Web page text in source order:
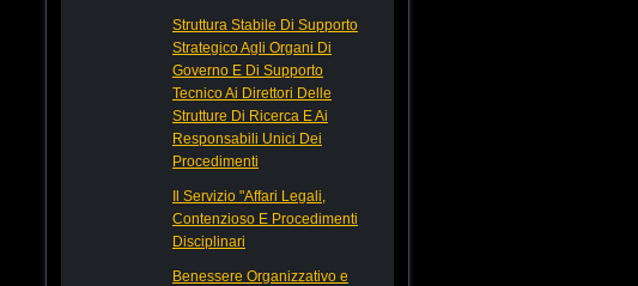
Struttura Stabile Di Supporto
Strategico Agli Organi Di
Governo E Di Supporto
Tecnico Ai Direttori Delle
Strutture Di Ricerca E Ai
Responsabili Unici Dei
Procedimenti
Il Servizio "Affari Legali,
Contenzioso E Procedimenti
Disciplinari
Benessere Organizzativo e